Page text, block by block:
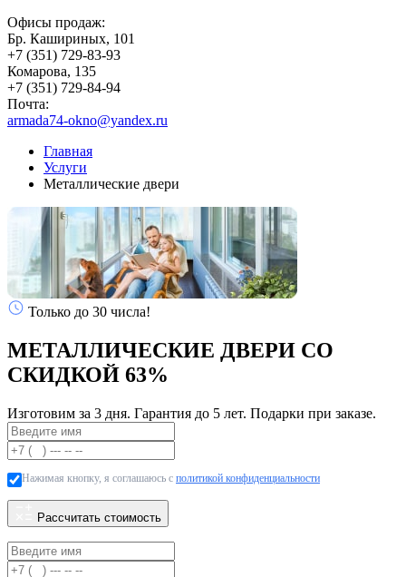
Офисы продаж:
Бр. Кашириных, 101
+7 (351) 729-83-93
Комарова, 135
+7 (351) 729-84-94
Почта:
armada74-okno@yandex.ru
Главная
Услуги
Металлические двери
Только до 30 числа!
МЕТАЛЛИЧЕСКИЕ ДВЕРИ СО
СКИДКОЙ 63%
Изготовим за 3 дня. Гарантия до 5 лет. Подарки при заказе.
Нажимая кнопку, я соглашаюсь с политикой конфиденциальности
Рассчитать стоимость